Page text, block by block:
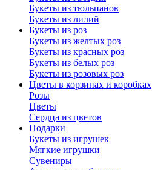
Букеты из тюльпанов
Букеты из лилий
Букеты из роз
Букеты из желтых роз
Букеты из красных роз
Букеты из белых роз
Букеты из розовых роз
Цветы в корзинах и коробках
Розы
Цветы
Сердца из цветов
Подарки
Букеты из игрушек
Мягкие игрушки
Сувениры